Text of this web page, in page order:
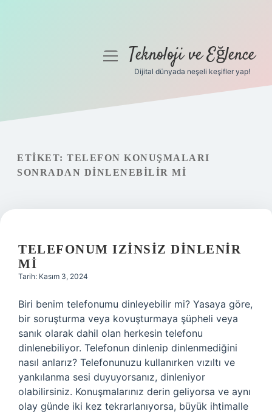
Gizlilik Politikası
Hakkımızda
menüyüTeknoloji ve Eğlence
Dijital dünyada neşeli keşifler yap!
ETIKET: TELEFON KONUŞMALARI
SONRADAN DINLENEBILIR MI
TELEFONUM IZINSIZ DINLENIR
MI
Tarih: Kasım 3, 2024
Biri benim telefonumu dinleyebilir mi? Yasaya göre,
bir soruşturma veya kovuşturmaya şüpheli veya
sanık olarak dahil olan herkesin telefonu
dinlenebiliyor. Telefonun dinlenip dinlenmediğini
nasıl anlarız? Telefonunuzu kullanırken vızıltı ve
yankılanma sesi duyuyorsanız, dinleniyor
olabilirsiniz. Konuşmalarınız derin geliyorsa ve aynı
olay günde iki kez tekrarlanıyorsa, büyük ihtimalle